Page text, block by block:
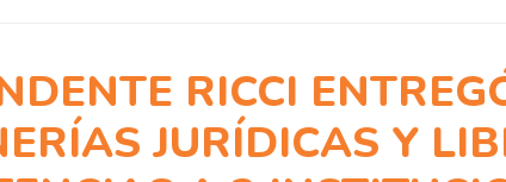
RICCI
JURÍDICAS Y